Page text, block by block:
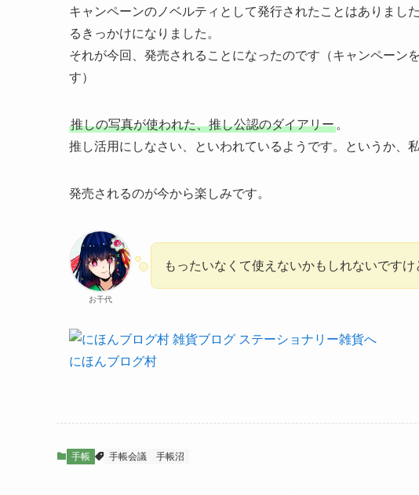
キャンペーンのノベルティとして発行されたことはありまし
るきっかけになりました。
それが今回、発売されることになったのです（キャンペーン
す）
推しの写真が使われた、推し公認のダイアリー 。
推し活用にしなさい、といわれているようです。というか、
発売されるのが今から楽しみです。
お千代
もったいなくて使えないかもしれないですけ
にほんブログ村
手帳 手帳会議 手帳沼